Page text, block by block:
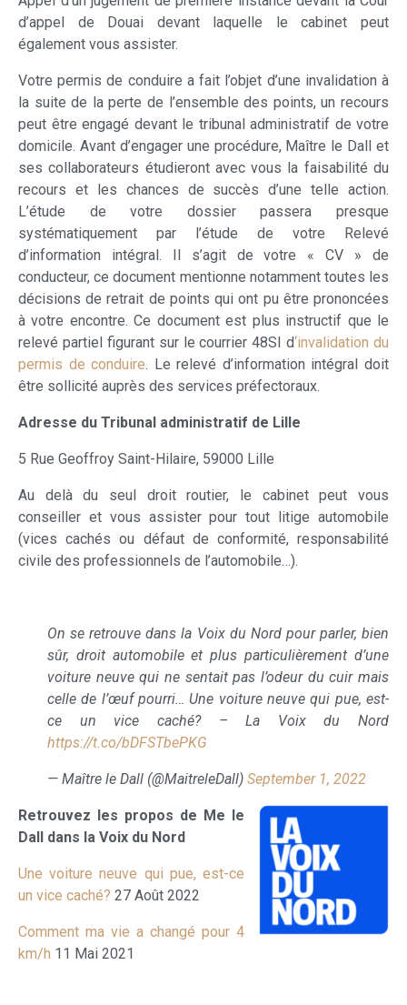
d’appel de Douai devant laquelle le cabinet peut
également vous assister.
Votre permis de conduire a fait l’objet d’une invalidation à
la suite de la perte de l’ensemble des points, un recours
peut être engagé devant le tribunal administratif de votre
domicile. Avant d’engager une procédure, Maître le Dall et
ses collaborateurs étudieront avec vous la faisabilité du
recours et les chances de succès d’une telle action.
L’étude de votre dossier passera presque
systématiquement par l’étude de votre Relevé
d’information intégral. Il s’agit de votre « CV » de
conducteur, ce document mentionne notamment toutes les
décisions de retrait de points qui ont pu être prononcées
à votre encontre. Ce document est plus instructif que le
relevé partiel figurant sur le courrier 48SI d‘invalidation du
permis de conduire. Le relevé d’information intégral doit
être sollicité auprès des services préfectoraux.
Adresse du Tribunal administratif de Lille
5 Rue Geoffroy Saint-Hilaire, 59000 Lille
Au delà du seul droit routier, le cabinet peut vous
conseiller et vous assister pour tout litige automobile
(vices cachés ou défaut de conformité, responsabilité
civile des professionnels de l’automobile…).
On se retrouve dans la Voix du Nord pour parler, bien
sûr, droit automobile et plus particulièrement d’une
voiture neuve qui ne sentait pas l’odeur du cuir mais
celle de l’œuf pourri… Une voiture neuve qui pue, est-
ce un vice caché? – La Voix du Nord
https://t.co/bDFSTbePKG
— Maître le Dall (@MaitreleDall) September 1, 2022
Retrouvez les propos de Me le
Dall dans la Voix du Nord
Une voiture neuve qui pue, est-ce
un vice caché? 27 Août 2022
Comment ma vie a changé pour 4
km/h 11 Mai 2021